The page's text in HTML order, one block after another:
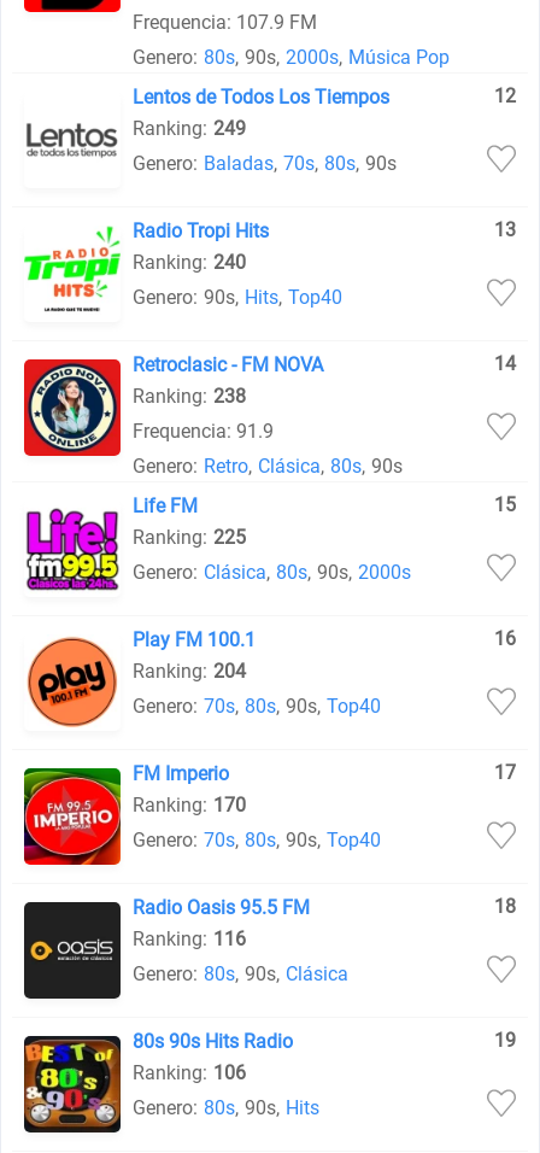
Frequencia: 107.9 FM
Genero: 80s, 90s, 2000s, Música Pop
Lentos de Todos Los Tiempos
12
Ranking: 249
Genero: Baladas, 70s, 80s, 90s
Radio Tropi Hits
13
Ranking: 240
Genero: 90s, Hits, Top40
Retroclasic - FM NOVA
14
Ranking: 238
Frequencia: 91.9
Genero: Retro, Clásica, 80s, 90s
Life FM
15
Ranking: 225
Genero: Clásica, 80s, 90s, 2000s
Play FM 100.1
16
Ranking: 204
Genero: 70s, 80s, 90s, Top40
FM Imperio
17
Ranking: 170
Genero: 70s, 80s, 90s, Top40
Radio Oasis 95.5 FM
18
Ranking: 116
Genero: 80s, 90s, Clásica
80s 90s Hits Radio
19
Ranking: 106
Genero: 80s, 90s, Hits